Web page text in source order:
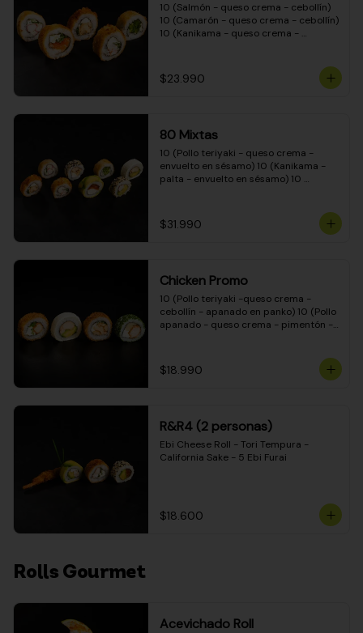
10 (Salmón - queso crema - cebollín)
10 (Camarón - queso crema - cebollín)
10 (Kanikama - queso crema -
crema - cebollín)
$23.990
80 Mixtas
10 (Pollo teriyaki - queso crema -
envuelto en sésamo) 10 (Kanikama -
palta - envuelto en sésamo) 10
envuelto en queso crema) 10
(Camarón - queso crema - cebollín -
teriyaki - queso crema - cebollín -
envuelto en masa tempura) 10
(Pimentón - queso crema - cebollín -
envuelto en masa tempura)
$31.990
Chicken Promo
10 (Pollo teriyaki -queso crema -
cebollín - apanado en panko) 10 (Pollo
apanado - queso crema - pimentón -
ciboulette) 10 (Pollo teriyaki - palta -
envuelto en queso crema)
$18.990
R&R4 (2 personas)
Ebi Cheese Roll - Tori Tempura -
California Sake - 5 Ebi Furai
$18.600
Rolls Gourmet
Acevichado Roll